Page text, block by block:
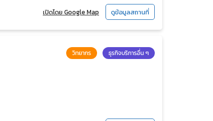
เปิดโดย Google Map ดูข้อมูลสถานที่
วิทยากร ธุรกิจบริการอื่น ๆ